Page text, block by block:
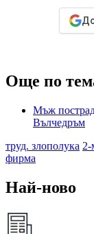
Още по
Мъж
Вълчедръм
труд. злополука 2-
фирма
Най-ново